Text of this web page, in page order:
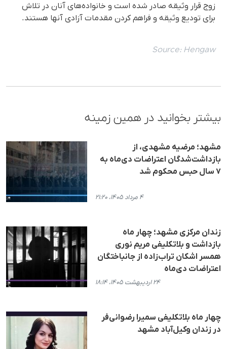
زوج قرار وثیقه صادر شده است و خانواده‌های آنان در تلاش
برای تودیع وثیقه و فراهم کردن مقدمات آزادی آنها هستند.
Source: Hengaw
بیشتر بخوانید در همین زمینه
مشهد؛ مرضیه مشهدی، از
بازداشت‌شدگان اعتراضات دی‌ماه به
۷ سال حبس محکوم شد
۴ مرداد ۱۴۰۵، ۲۱:۲۰
زندان مرکزی مشهد؛ چهار ماه
بازداشت و بلاتکلیفی مریم نوری
همسر اشکان تراب‌زاده از جانباختگان
اعتراضات دی‌ماه
۲۴ اردیبهشت ۱۴۰۵، ۱۸:۱۴
چهار ماه بلاتکلیفی سمیرا رضوانی‌فر
در زندان وکیل‌آباد مشهد